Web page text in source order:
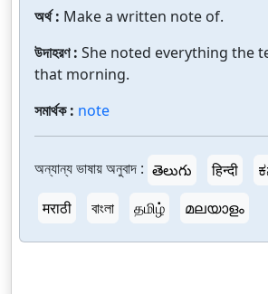
অর্থ : Make a written note of.
উদাহরণ : She noted everything the
that morning.
সমার্থক : note
অন্যান্য ভাষায় অনুবাদ : తెలుగు हिन्दी
मराठी
বাংলা தமிழ் മലയാളം